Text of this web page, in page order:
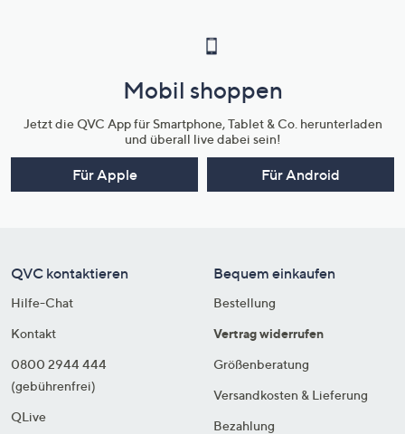
Mobil shoppen
Jetzt die QVC App für Smartphone, Tablet & Co. herunterladen
und überall live dabei sein!
Für Apple Für Android
QVC kontaktieren
Hilfe-Chat
Kontakt
0800 2944 444
(gebührenfrei)
QLive
Bequem einkaufen
Bestellung
Vertrag widerrufen
Größenberatung
Versandkosten & Lieferung
Bezahlung